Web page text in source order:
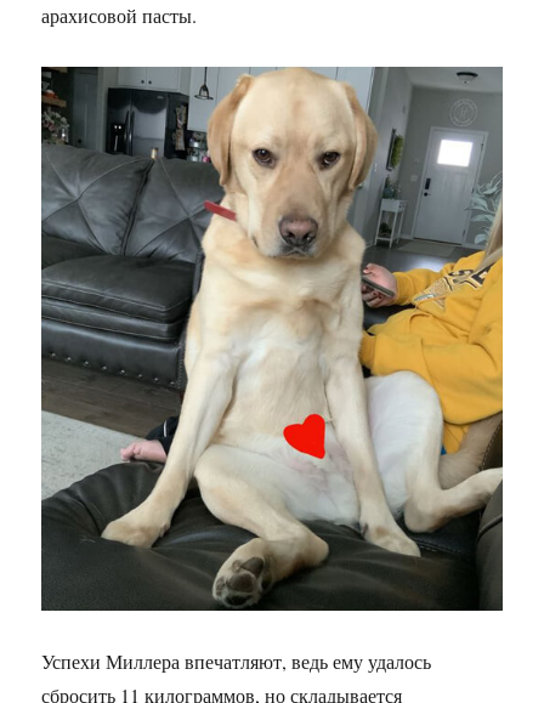
арахисовой пасты.
Успехи Миллера впечатляют, ведь ему удалось
сбросить 11 килограммов, но складывается